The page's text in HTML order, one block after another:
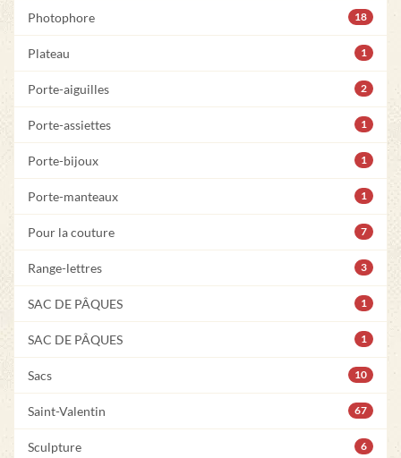
Photophore 18
Plateau 1
Porte-aiguilles 2
Porte-assiettes 1
Porte-bijoux 1
Porte-manteaux 1
Pour la couture 7
Range-lettres 3
SAC DE PÂQUES 1
SAC DE PÂQUES 1
Sacs 10
Saint-Valentin 67
Sculpture 6